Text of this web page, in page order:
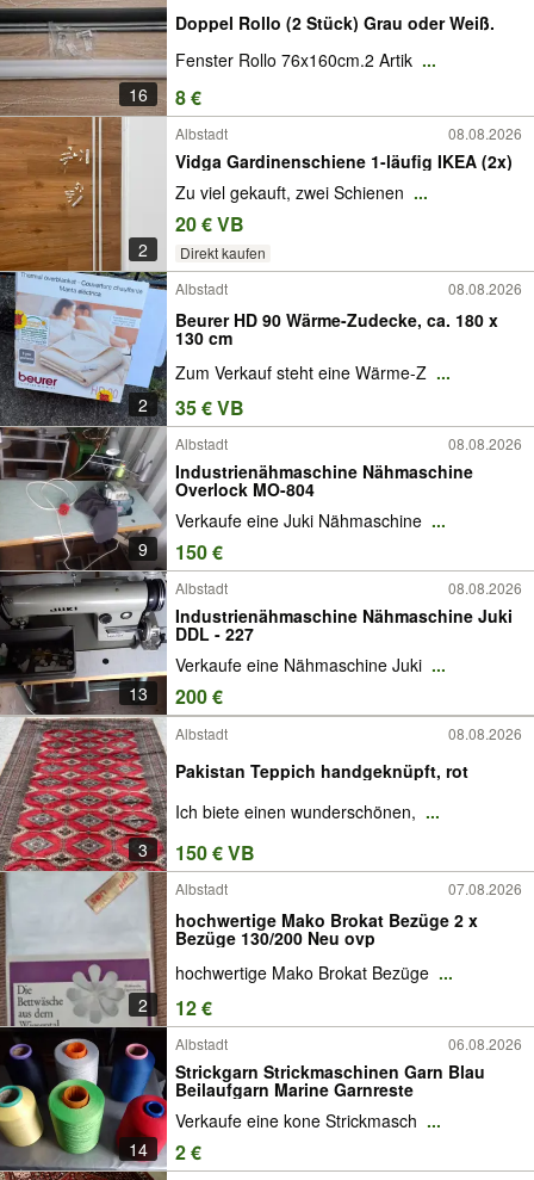
16
Doppel Rollo (2 Stück) Grau oder Weiß.
Fenster Rollo 76x160cm.2 Artik ...
8 €
2
Albstadt 08.08.2026
Vidga Gardinenschiene 1-läufig IKEA (2x)
Zu viel gekauft, zwei Schienen ...
20 € VB
Direkt kaufen
2
Albstadt 08.08.2026
Beurer HD 90 Wärme-Zudecke, ca. 180 x
130 cm
Zum Verkauf steht eine Wärme-Z ...
35 € VB
9
Albstadt 08.08.2026
Industrienähmaschine Nähmaschine
Overlock MO-804
Verkaufe eine Juki Nähmaschine ...
150 €
13
Albstadt 08.08.2026
Industrienähmaschine Nähmaschine Juki
DDL - 227
Verkaufe eine Nähmaschine Juki ...
200 €
3
Albstadt 08.08.2026
Pakistan Teppich handgeknüpft, rot
Ich biete einen wunderschönen, ...
150 € VB
2
Albstadt 07.08.2026
hochwertige Mako Brokat Bezüge 2 x
Bezüge 130/200 Neu ovp
hochwertige Mako Brokat Bezüge ...
12 €
14
Albstadt 06.08.2026
Strickgarn Strickmaschinen Garn Blau
Beilaufgarn Marine Garnreste
Verkaufe eine kone Strickmasch ...
2 €